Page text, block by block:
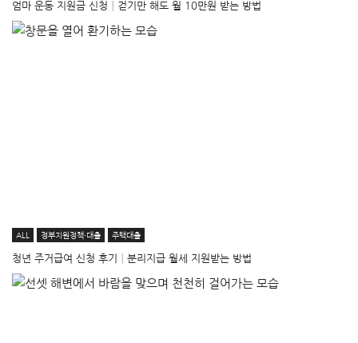
엄마 운동 지원금 신청│걷기만 해도 월 10만원 받는 방법
ALL 정부지원정책·대출 주택대출
청년 주거급여 신청 후기│분리지급 월세 지원받는 방법